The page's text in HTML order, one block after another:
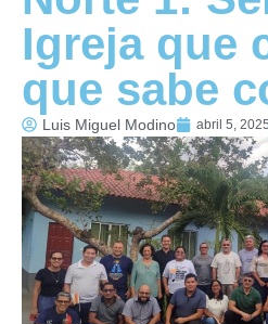
Igreja que
que sabe
Luis Miguel Modino abril 5, 2025